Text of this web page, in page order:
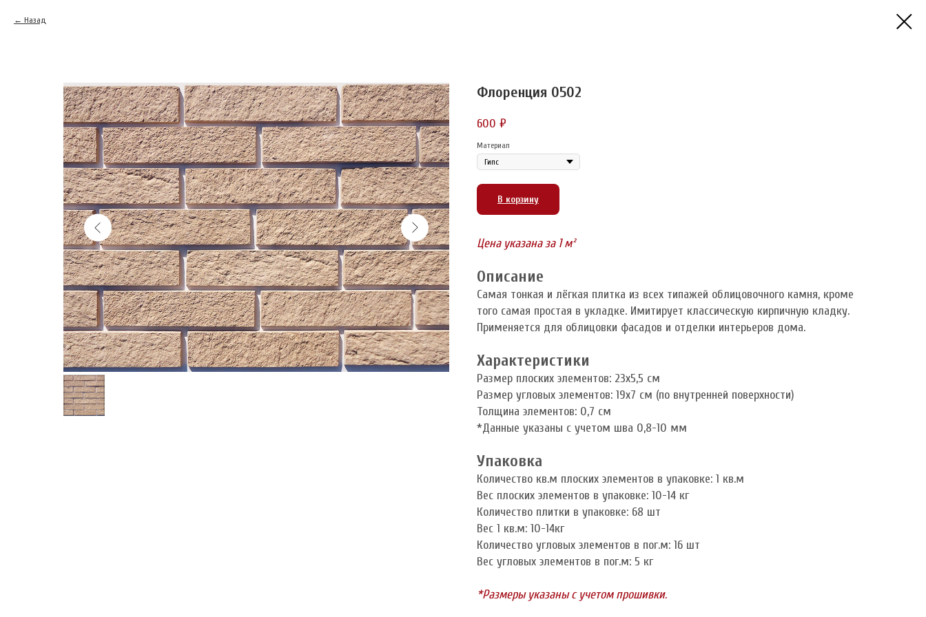
Назад
Флоренция 0502
600 ₽
Материал
В корзину
Цена указана за 1 м²
Описание
Самая тонкая и лёгкая плитка из всех типажей облицовочного камня, кроме
того самая простая в укладке. Имитирует классическую кирпичную кладку.
Применяется для облицовки фасадов и отделки интерьеров дома.
Характеристики
Размер плоских элементов: 23x5,5 см
Размер угловых элементов: 19х7 см (по внутренней поверхности)
Толщина элементов: 0,7 см
*Данные указаны с учетом шва 0,8-10 мм
Упаковка
Количество кв.м плоских элементов в упаковке: 1 кв.м
Вес плоских элементов в упаковке: 10-14 кг
Количество плитки в упаковке: 68 шт
Вес 1 кв.м: 10-14кг
Количество угловых элементов в пог.м: 16 шт
Вес угловых элементов в пог.м: 5 кг
*Размеры указаны с учетом прошивки.